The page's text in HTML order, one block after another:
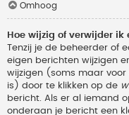
Omhoog
Hoe wijzig of verwijder ik
Tenzij je de beheerder of
eigen berichten wijzigen
wijzigen (soms maar
is) door te klikken op de
bericht. Als er al iemand
onderaan je bericht een